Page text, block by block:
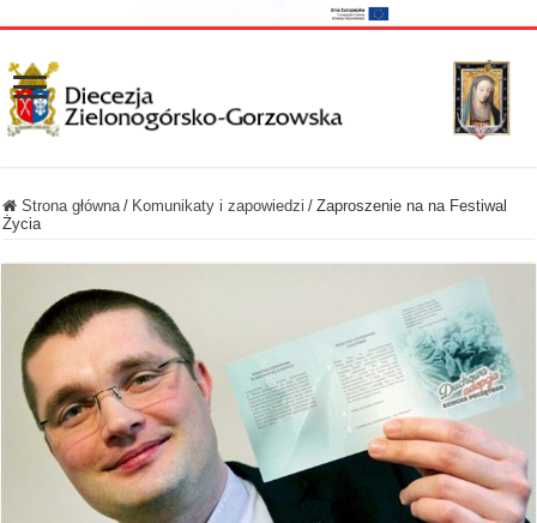
Strona główna / Komunikaty i zapowiedzi / Zaproszenie na na Festiwal
Życia